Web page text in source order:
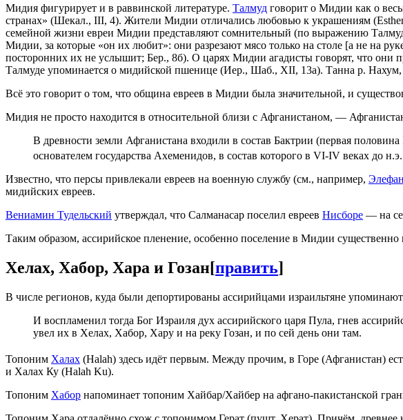
Мидия фигурирует и в раввинской литературе. Талмуд говорит о Мидии как о
странах» (Шекал., III, 4). Жители Мидии отличались любовью к украшениям
Mидии, за которые «он их любит»: они разрезают мясо только на столе [а не на
посторонних их не услышит; Бер., 8б). О царях Мидии агадисты говорят, что они
Всё это говорит о том, что община евреев в Мидии была значительной, и
Мидия не просто находится в относительной близи с Афганистаном, —
В древности земли Афганистана входили в состав Бактрии (первая
основателем государства Ахеменидов, в состав которого в VI-IV веках до
Известно, что персы привлекали евреев на военную службу (см., например,
мидийских евреев.
Вениамин Тудельский утверждал, что Салманасар поселил евреев Нисборе — на
Таким образом, ассирийское пленение, особенно поселение в Мидии
Хелах, Хабор, Хара и Гозан[править]
В числе регионов, куда были депортированы ассирийцами израильтяне
И воспламенил тогда Бог Израиля дух ассирийского царя Пула, гнев
увел их в Хелах, Хабор, Хару и на реку Гозан, и по сей день они там.
Топоним Халах (Halah) здесь идёт первым. Между прочим, в Горе (Афганистан)
и Халах Ку (Halah Ku).
Топоним Хабор напоминает топоним Хайбар/Хайбер на афгано-пакистанской